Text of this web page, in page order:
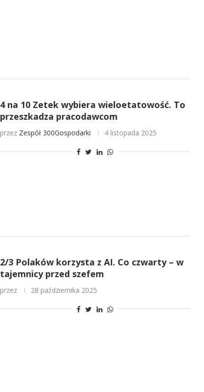
4 na 10 Zetek wybiera wieloetatowość. To
przeszkadza pracodawcom
przez Zespół 300Gospodarki 4 listopada 2025
2/3 Polaków korzysta z AI. Co czwarty – w
tajemnicy przed szefem
przez 28 października 2025